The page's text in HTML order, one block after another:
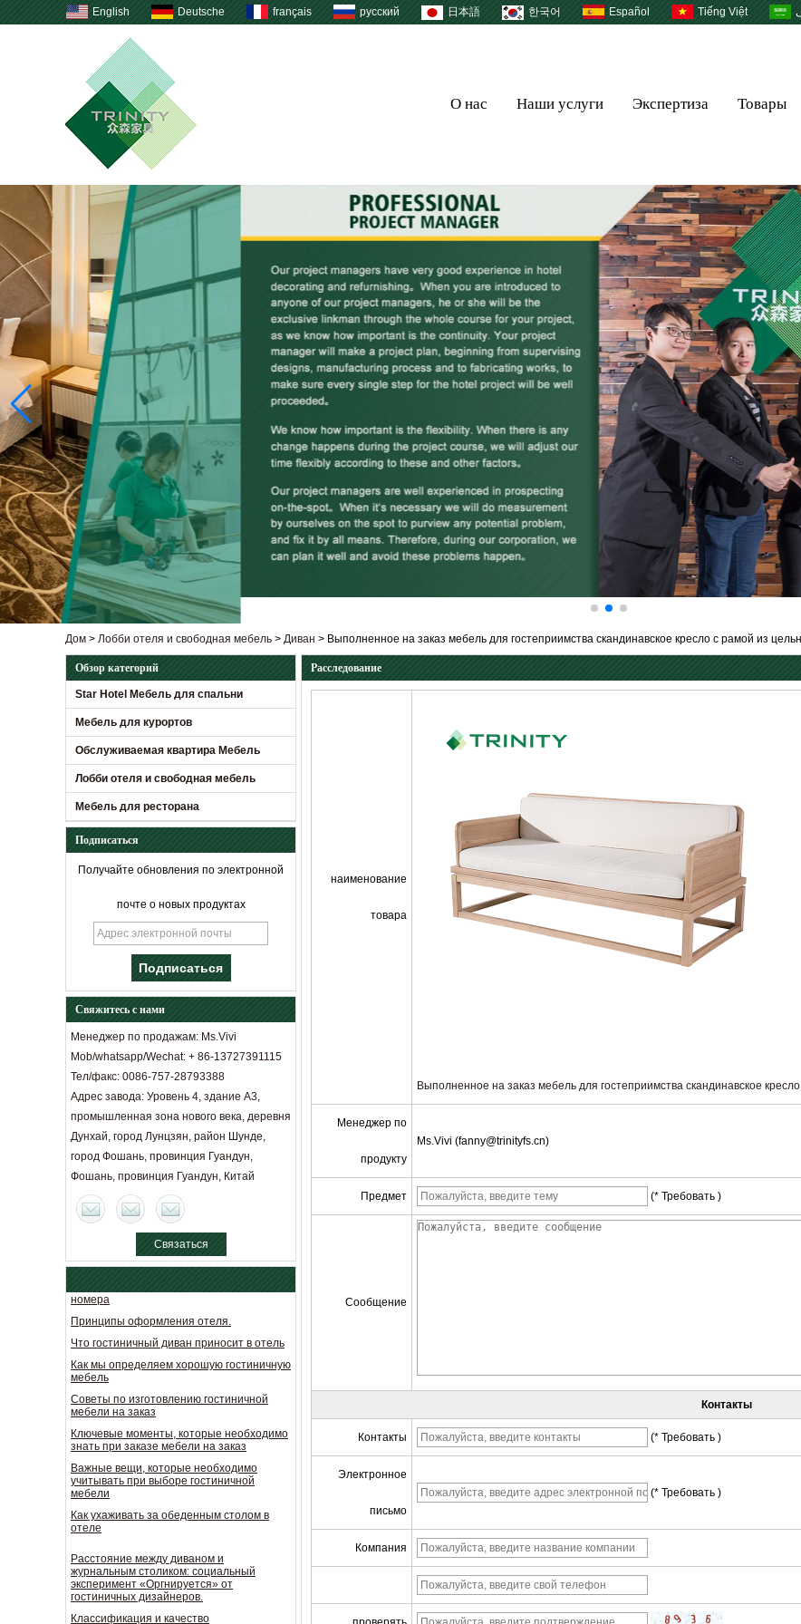
English Deutsche français русский 日本語 한국어 Español Tiếng Việt
О нас Наши услуги Экспертиза Товары
Дом > Лобби отеля и свободная мебель > Диван > Выполненное на заказ мебель для гостеприимства скандинавское кресло с рамой из
Обзор категорий
Star Hotel Мебель для спальни
Мебель для курортов
Обслуживаемая квартира Мебель
Лобби отеля и свободная мебель
Мебель для ресторана
Подписаться
Получайте обновления по электронной
почте о новых продуктах
Свяжитесь с нами
Менеджер по продажам: Ms.Vivi
Mob/whatsapp/Wechat: + 86-13727391115
Тел/факс: 0086-757-28793388
Адрес завода: Уровень 4, здание A3,
промышленная зона нового века, деревня
Дунхай, город Лунцзян, район Шунде,
город Фошань, провинция Гуандун,
Фошань, провинция Гуандун, Китай
Связаться
сейчас
Расстояние между диваном и
журнальным столиком: социальный
эксперимент «Оргнируется» от
гостиничных дизайнеров.
Классификация и качество
идентификация двери гостиничного
Принципы оформления отеля.
Что гостиничный диван приносит в отель
Как мы определяем хорошую гостиничную
мебель
Советы по изготовлению гостиничной
мебели на заказ
Ключевые моменты, которые необходимо
знать при заказе мебели на заказ
Важные вещи, которые необходимо
учитывать при выборе гостиничной
мебели
Как ухаживать за обеденным столом в
отеле
журнальным столиком: социальный
эксперимент «Оргнируется» от
гостиничных дизайнеров.
Классификация и качество
идентификация двери гостиничного
Расследование
наименование
товара
Выполненное на заказ мебель для гостеприимства скандинавское
Менеджер по
продукту
Ms.Vivi (fanny@trinityfs.cn)
Предмет (* Требовать )
Сообщение
Контакты
Контакты (* Требовать )
Электронное
письмо
(* Требовать )
Компания